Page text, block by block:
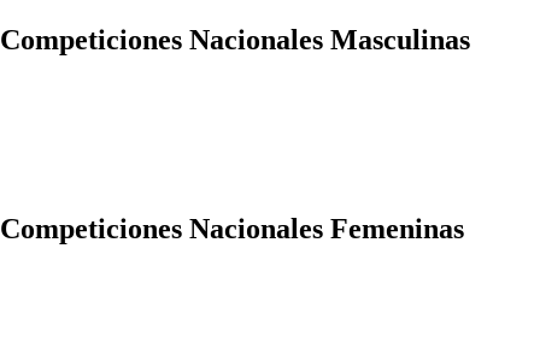
Competiciones Nacionales Masculinas
Competiciones Nacionales Femeninas